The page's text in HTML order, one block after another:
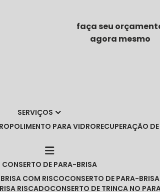
faça seu
agora mesmo
SERVIÇOS
POLIMENTO PARA VIDRO RECUPERAÇÃO
CONSERTO DE PARA-BRISA
BRISA COM RISCO
CONSERTO DE PARA-
RISCADO CONSERTO DE TRINCA NO